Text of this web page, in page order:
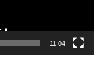
11:04